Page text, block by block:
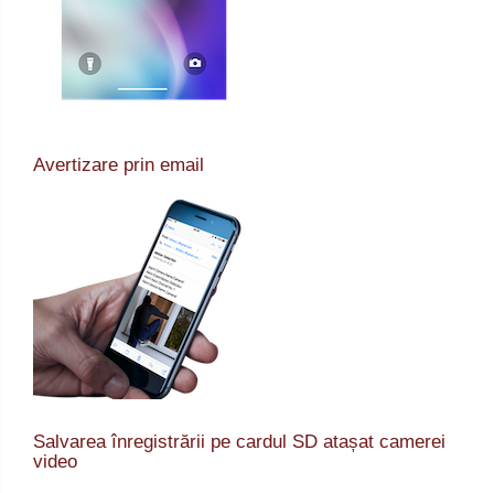
Avertizare prin email
Salvarea înregistrării pe cardul SD atașat camerei
video